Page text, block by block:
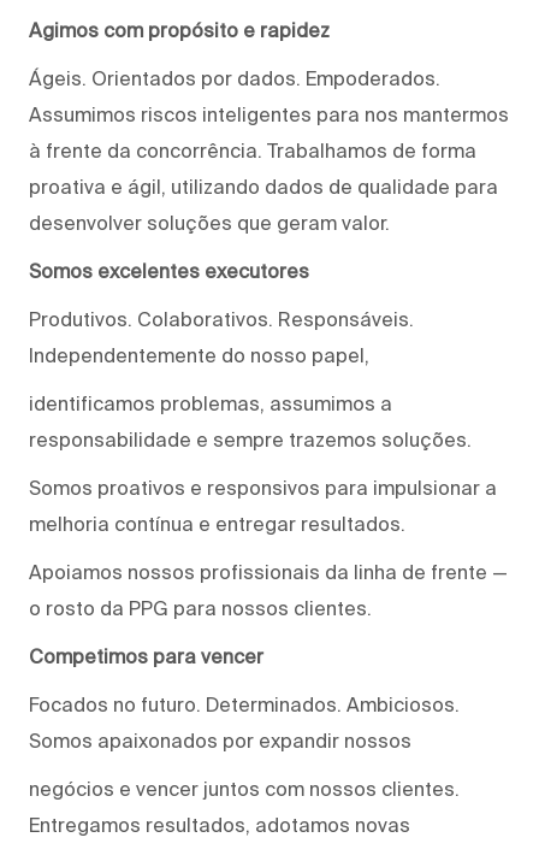
Agimos com propósito e rapidez
Ágeis. Orientados por dados. Empoderados.
Assumimos riscos inteligentes para nos mantermos
à frente da concorrência. Trabalhamos de forma
proativa e ágil, utilizando dados de qualidade para
desenvolver soluções que geram valor.
Somos excelentes executores
Produtivos. Colaborativos. Responsáveis.
Independentemente do nosso papel,
identificamos problemas, assumimos a
responsabilidade e sempre trazemos soluções.
Somos proativos e responsivos para impulsionar a
melhoria contínua e entregar resultados.
Apoiamos nossos profissionais da linha de frente —
o rosto da PPG para nossos clientes.
Competimos para vencer
Focados no futuro. Determinados. Ambiciosos.
Somos apaixonados por expandir nossos
negócios e vencer juntos com nossos clientes.
Entregamos resultados, adotamos novas